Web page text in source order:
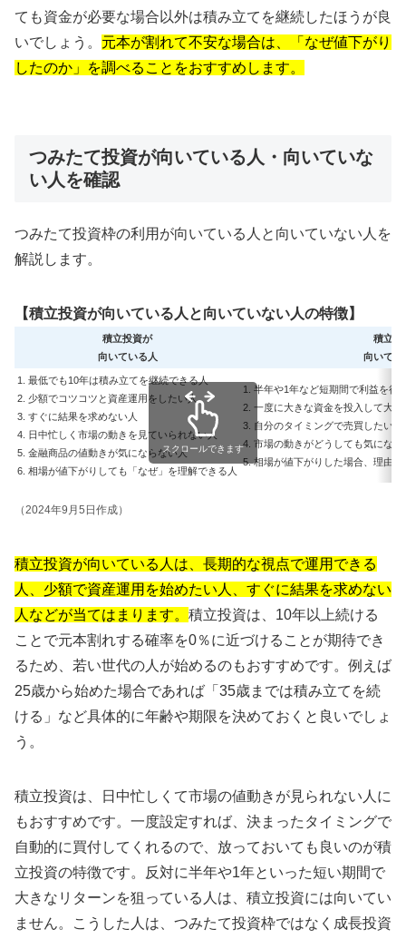
ても資金が必要な場合以外は積み立てを継続したほうが良
いでしょう。 元本が割れて不安な場合は、「なぜ値下がり
したのか」を調べることをおすすめします。
つみたて投資が向いている人・向いていな
い人を確認
つみたて投資枠の利用が向いている人と向いていない人を
解説します。
【積立投資が向いている人と向いていない人の特徴】
積立投資が
向いている人
積立投
向いてい
1. 最低でも10年は積み立てを継続できる人
2. 少額でコツコツと資産運用をしたい人
3. すぐに結果を求めない人
4. 日中忙しく市場の動きを見ていられない人
5. 金融商品の値動きが気にならない人
6. 相場が値下がりしても「なぜ」を理解できる人
1. 半年や1年など短期間で利益を得
2. 一度に大きな資金を投入して大
3. 自分のタイミングで売買したい人
4. 市場の動きがどうしても気にな
5. 相場が値下がりした場合、理由
スクロールできます
（2024年9月5日作成）
積立投資が向いている人は、長期的な視点で運用できる
人、少額で資産運用を始めたい人、すぐに結果を求めない
人などが当てはまります。 積立投資は、10年以上続ける
ことで元本割れする確率を0％に近づけることが期待でき
るため、若い世代の人が始めるのもおすすめです。例えば
25歳から始めた場合であれば「35歳までは積み立てを続
ける」など具体的に年齢や期限を決めておくと良いでしょ
う。
積立投資は、日中忙しくて市場の値動きが見られない人に
もおすすめです。一度設定すれば、決まったタイミングで
自動的に買付してくれるので、放っておいても良いのが積
立投資の特徴です。反対に半年や1年といった短い期間で
大きなリターンを狙っている人は、積立投資には向いてい
ません。こうした人は、つみたて投資枠ではなく成長投資